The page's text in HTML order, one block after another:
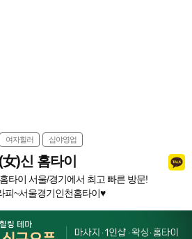
여자힐러 심야영업
)신 홈타이
타이 서울/경기에서 최고 빠른 방문!
피~서울경기인천홈타이♥